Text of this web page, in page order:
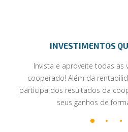
INVESTIMENTOS
Invista e aproveite todas as
cooperado! Além da
participa dos resultados da
seus ganhos de